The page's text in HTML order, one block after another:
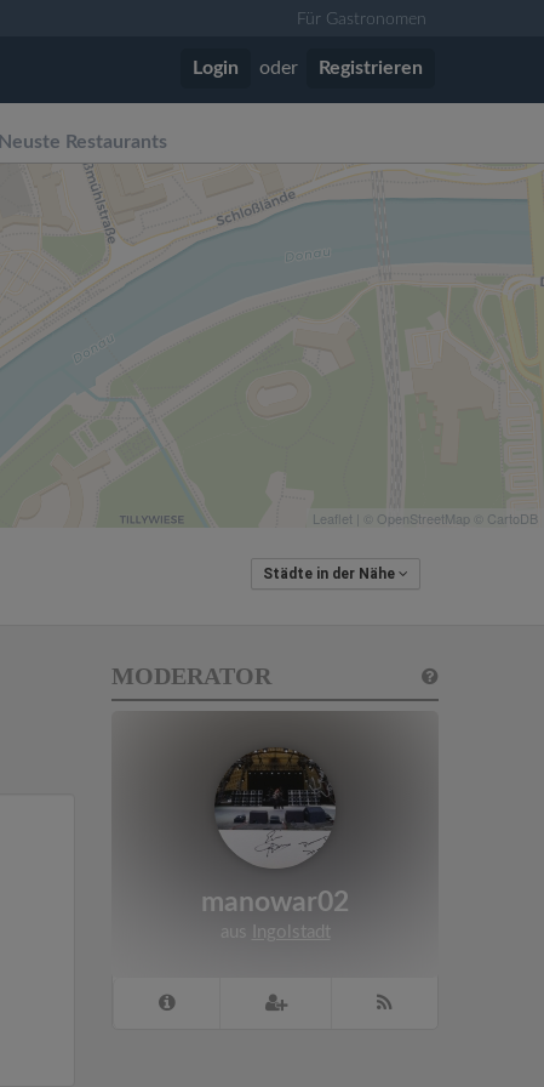
Für Gastronomen
Login oder Registrieren
Neuste Restaurants
Leaflet | © OpenStreetMap © CartoDB
Städte in der Nähe
MODERATOR
manowar02
aus Ingolstadt